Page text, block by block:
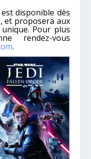
est disponible dès
, et proposera aux
Pour plus
rendez-vous
.